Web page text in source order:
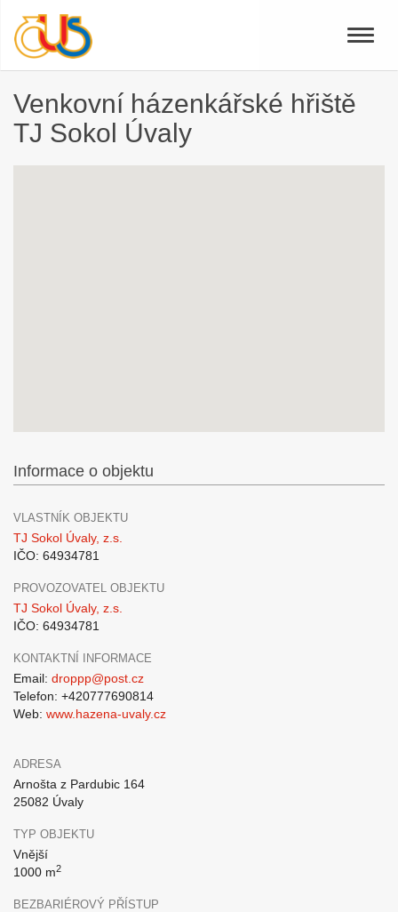
Toggle
Venkovní házenkářské hřiště
TJ Sokol Úvaly
Informace o objektu
VLASTNÍK OBJEKTU
TJ Sokol Úvaly, z.s.
IČO: 64934781
PROVOZOVATEL OBJEKTU
TJ Sokol Úvaly, z.s.
IČO: 64934781
KONTAKTNÍ INFORMACE
Email: droppp@post.cz
Telefon: +420777690814
Web: www.hazena-uvaly.cz
ADRESA
Arnošta z Pardubic 164
25082 Úvaly
TYP OBJEKTU
Vnější
1000 m2
BEZBARIÉROVÝ PŘÍSTUP